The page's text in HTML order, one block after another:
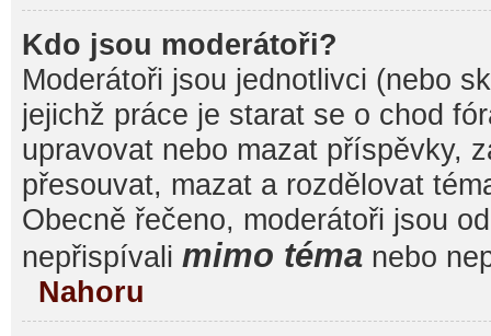
Kdo jsou moderátoři?
Moderátoři jsou jednotlivci (nebo
jejichž práce je starat se o chod
upravovat nebo mazat příspěvky,
přesouvat, mazat a rozdělovat
Obecně řečeno, moderátoři jsou
nepřispívali mimo téma nebo
Nahoru